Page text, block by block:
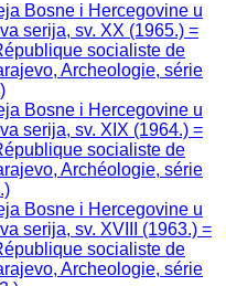
Bosne i Hercegovine u
serija, sv. XX (1965.) =
socialiste de
Archeologie, série
Bosne i Hercegovine u
serija, sv. XIX (1964.) =
socialiste de
Archéologie, série
Bosne i Hercegovine u
serija, sv. XVIII (1963.) =
socialiste de
Archeologie, série